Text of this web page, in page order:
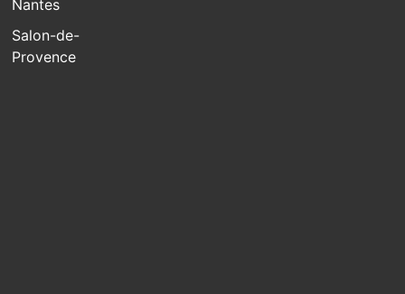
Nantes
Salon-de-
Provence